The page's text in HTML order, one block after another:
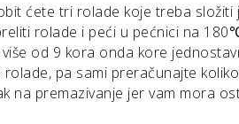
ćete tri rolade koje treba složiti
rolade i peći u pećnici na
od 9 kora onda kore
pa sami preračunajte
na premazivanje jer vam mora